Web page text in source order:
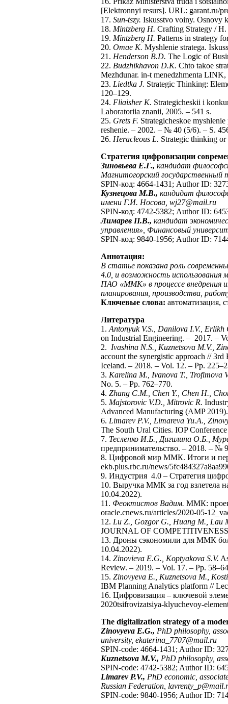
[Elektronnyi resurs]. URL: garant.ru/
17. Sun-tszy. Iskusstvo voiny. Osnovy
18. Mintzberg Н. Crafting Strategy /
19. Mintzberg H. Patterns in strategy
20. Omae K. Myshlenie stratega.
21. Henderson B.D. The Logic of
22. Budzhikhavon D.K. Chto takoe
Mezhdunar. in-t menedzhmenta LINK,
23. Liedtka J. Strategic Thinking:
120–129.
24. Fliaisher K. Strategicheskii i
Laboratoriia znanii, 2005. – 541 s.
25. Grets F. Strategicheskoe
reshenie. – 2002. – № 40 (5/6). – S.
26. Heracleous L. Strategic thinking
Стратегия цифровизации
Зиновьева Е.Г., кандидат
Магнитогорский
SPIN-код: 4664-1431; Author ID:
Кузнецова М.В., кандидат
имени Г.И. Носова, wj27@mail.ru
SPIN-код: 4742-5382; Author ID:
Лимарев П.В., кандидат
управления», Финансовый
SPIN-код: 9840-1956; Author ID:
Аннотация:
В статье показана роль
4.0, и возможность
ПАО «ММК» в процессе внедрения
планирования, производства,
Ключевые слова: автоматизация,
Литература
1.Antonyuk V.S., Danilova I.V., Erlikh
on Industrial Engineering. – 2017. –
2. Ivashina N.S., Kuznetsova M.V.,
account the synergistic approach //
Iceland. – 2018. – Vol. 12. – Pр.
3. Karelina M., Ivanova T., Trofimova
No. 5. – Pp. 762–770.
4. Zhang C.M., Chen Y., Chen H.,
5. Majstorovic V.D., Mitrovic R.
Advanced Manufacturing (AMP
6. Limarev P.V., Limareva Yu.A.,
The South Ural Cities. IOP
7. Тесленко И.Б., Дигилина О.Б.,
предпринимательство. – 2018. – №
8. Цифровой мир ММК. Итоги и
ekb.plus.rbc.ru/news/
9. Индустрия 4.0 – Стратегия
10. Выручка ММК за год взлетела
10.04.2022).
11. Феоктистов Вадим. ММК:
oracle.cnews.ru/articles/2020-05-
12. Lu Z., Gozgor G., Huang M., Lau
JOURNAL OF
13. Дроны сэкономили для ММК
10.04.2022).
14. Zinovieva E.G., Koptyakova S.V.
Review. – 2019. – Vol. 17. – Pр.
15. Zinovyeva E., Kuznetsova M.,
IBM Planning Analytics platform //
16. Цифровизация – ключевой
2020tsifrovizatsiya-klyuchevoy-
The digitalization strategy of a
Zinovyeva E.G., PhD philosophy,
university, ekaterina_7707@mail.ru
SPIN-code: 4664-1431; Author ID:
Kuznetsova M.V., PhD philosophy,
SPIN-code: 4742-5382; Author ID:
Limarev P.V., PhD economic,
Russian Federation,
SPIN-code: 9840-1956; Author ID: